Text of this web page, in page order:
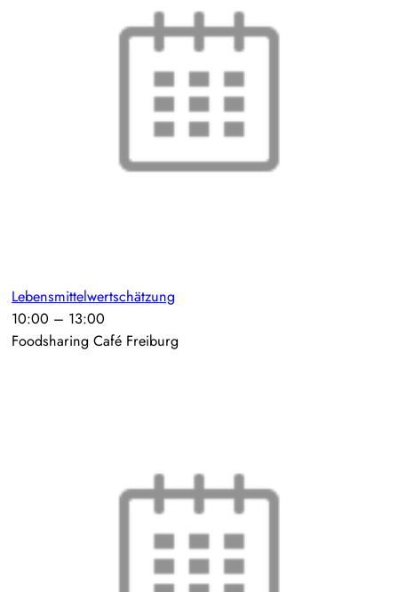
Lebensmittelwertschätzung
10:00 – 13:00
Foodsharing Café Freiburg